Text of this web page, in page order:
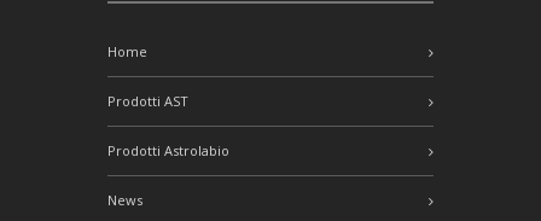
Home
Prodotti AST
Prodotti Astrolabio
News